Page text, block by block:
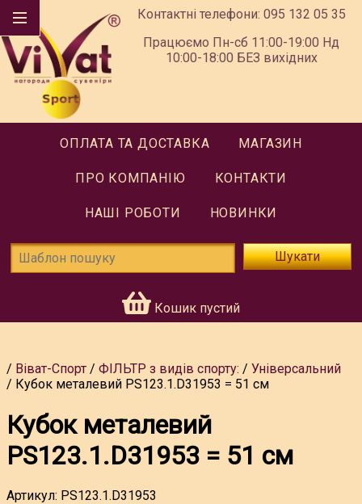
Контактні телефони: 095 132 05 35
Працюємо Пн-сб 11:00-19:00 Нд
10:00-18:00 БЕЗ вихідних
ОПЛАТА ТА ДОСТАВКА МАГАЗИН
ПРО КОМПАНІЮ КОНТАКТИ
НАШІ РОБОТИ НОВИНКИ
Шукати
Кошик пустий
Віват-Спорт ФІЛЬТР з видів спорту:
Універсальний
Кубок металевий PS123.1.D31953 = 51 см
Кубок металевий
PS123.1.D31953 = 51 см
Артикул: PS123.1.D31953